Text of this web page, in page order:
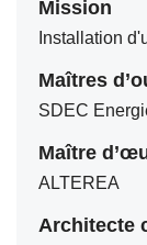
Mission
Installation
Maîtres
SDEC
Maître
ALTEREA
Architecte